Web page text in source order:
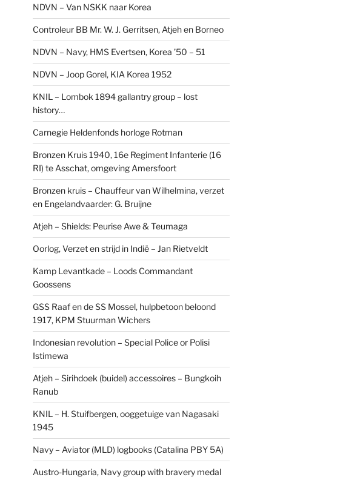
NDVN – Van NSKK naar Korea
Controleur BB Mr. W. J. Gerritsen, Atjeh en Borneo
NDVN – Navy, HMS Evertsen, Korea ’50 – 51
NDVN – Joop Gorel, KIA Korea 1952
KNIL – Lombok 1894 gallantry group – lost
history…
Carnegie Heldenfonds horloge Rotman
Bronzen Kruis 1940, 16e Regiment Infanterie (16
RI) te Asschat, omgeving Amersfoort
Bronzen kruis – Chauffeur van Wilhelmina, verzet
en Engelandvaarder: G. Bruijne
Atjeh – Shields: Peurise Awe & Teumaga
Oorlog, Verzet en strijd in Indië – Jan Rietveldt
Kamp Levantkade – Loods Commandant
Goossens
GSS Raaf en de SS Mossel, hulpbetoon beloond
1917, KPM Stuurman Wichers
Indonesian revolution – Special Police or Polisi
Istimewa
Atjeh – Sirihdoek (buidel) accessoires – Bungkoih
Ranub
KNIL – H. Stuifbergen, ooggetuige van Nagasaki
1945
Navy – Aviator (MLD) logbooks (Catalina PBY 5A)
Austro-Hungaria, Navy group with bravery medal